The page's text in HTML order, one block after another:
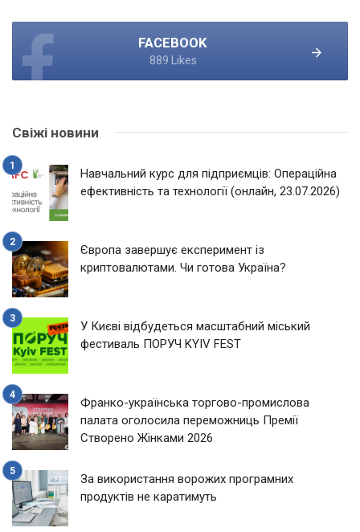
FACEBOOK
889 Likes
Свіжі новини
Навчальний курс для підприємців: Операційна
ефективність та технології (онлайн, 23.07.2026)
Європа завершує експеримент із
криптовалютами. Чи готова Україна?
У Києві відбудеться масштабний міський
фестиваль ПОРУЧ KYIV FEST
Франко-українська торгово-промислова
палата оголосила переможниць Премії
Створено Жінками 2026
За використання ворожих програмних
продуктів не каратимуть